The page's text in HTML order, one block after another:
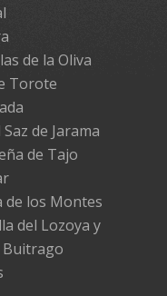
de la Oliva
Torote
de Jarama
de Tajo
de los Montes
del Lozoya y
Buitrago